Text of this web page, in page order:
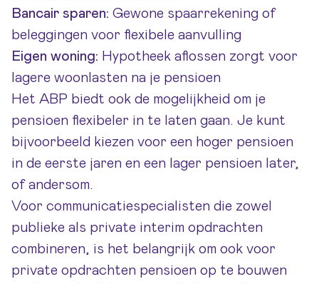
Bancair sparen: Gewone spaarrekening of
beleggingen voor flexibele aanvulling
Eigen woning: Hypotheek aflossen zorgt voor
lagere woonlasten na je pensioen
Het ABP biedt ook de mogelijkheid om je
pensioen flexibeler in te laten gaan. Je kunt
bijvoorbeeld kiezen voor een hoger pensioen
in de eerste jaren en een lager pensioen later,
of andersom.
Voor communicatiespecialisten die zowel
publieke als private interim opdrachten
combineren, is het belangrijk om ook voor
private opdrachten pensioen op te bouwen